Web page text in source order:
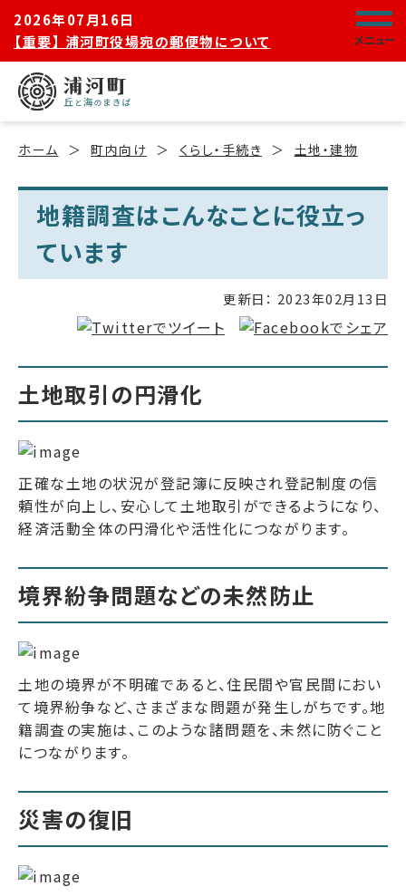
2026年07月16日
【重要】 浦河町役場宛の郵便物について
メニュー
ホーム 町内向け くらし・手続き 土地・建物
地籍調査はこんなことに役立っ
ています
更新日： 2023年02月13日
土地取引の円滑化
正確な土地の状況が登記簿に反映され登記制度の信
頼性が向上し、安心して土地取引ができるようになり、
経済活動全体の円滑化や活性化につながります。
境界紛争問題などの未然防止
土地の境界が不明確であると、住民間や官民間におい
て境界紛争など、さまざまな問題が発生しがちです。地
籍調査の実施は、このような諸問題を、未然に防ぐこと
につながります。
災害の復旧